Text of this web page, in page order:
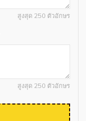
สูงสุด 250 ตัวอักษร
สูงสุด 250 ตัวอักษร